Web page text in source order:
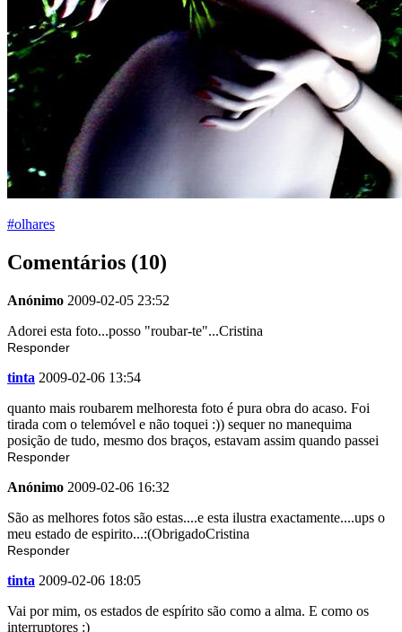
#olhares
Comentários (10)
Anónimo 2009-02-05 23:52
Adorei esta foto...posso "roubar-te"...Cristina
Responder
tinta 2009-02-06 13:54
quanto mais roubarem melhoresta foto é pura obra do acaso. Foi
tirada com o telemóvel e não toquei :)) sequer no manequima
posição de tudo, mesmo dos braços, estavam assim quando passei
Responder
Anónimo 2009-02-06 16:32
São as melhores fotos são estas....e esta ilustra exactamente....ups o
meu estado de espirito...:(ObrigadoCristina
Responder
tinta 2009-02-06 18:05
Vai por mim, os estados de espírito são como a alma. E como os
interruptores :)